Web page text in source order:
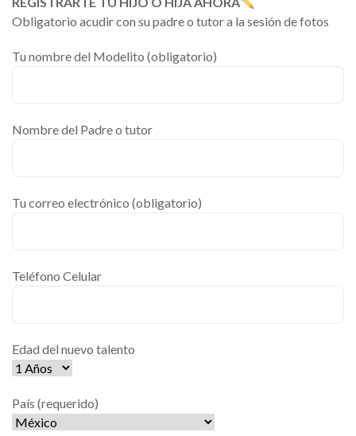
Obligatorio acudir con su padre o tutor a la sesión de fotos
Tu nombre del Modelito (obligatorio)
Nombre del Padre o tutor
Tu correo electrónico (obligatorio)
Teléfono Celular
Edad del nuevo talento
País (requerido)